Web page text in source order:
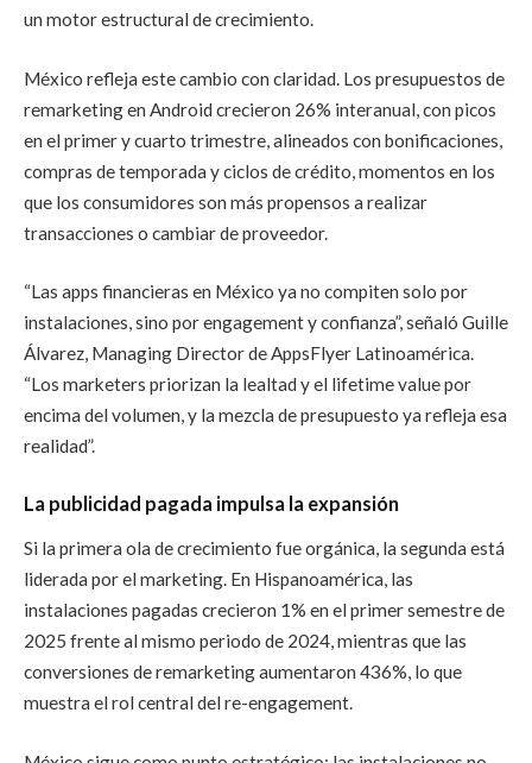
un motor estructural de crecimiento.
México refleja este cambio con claridad. Los presupuestos de
remarketing en Android crecieron 26% interanual, con picos
en el primer y cuarto trimestre, alineados con bonificaciones,
compras de temporada y ciclos de crédito, momentos en los
que los consumidores son más propensos a realizar
transacciones o cambiar de proveedor.
“Las apps financieras en México ya no compiten solo por
instalaciones, sino por engagement y confianza”, señaló Guille
Álvarez, Managing Director de AppsFlyer Latinoamérica.
“Los marketers priorizan la lealtad y el lifetime value por
encima del volumen, y la mezcla de presupuesto ya refleja esa
realidad”.
La publicidad pagada impulsa la expansión
Si la primera ola de crecimiento fue orgánica, la segunda está
liderada por el marketing. En Hispanoamérica, las
instalaciones pagadas crecieron 1% en el primer semestre de
2025 frente al mismo periodo de 2024, mientras que las
conversiones de remarketing aumentaron 436%, lo que
muestra el rol central del re-engagement.